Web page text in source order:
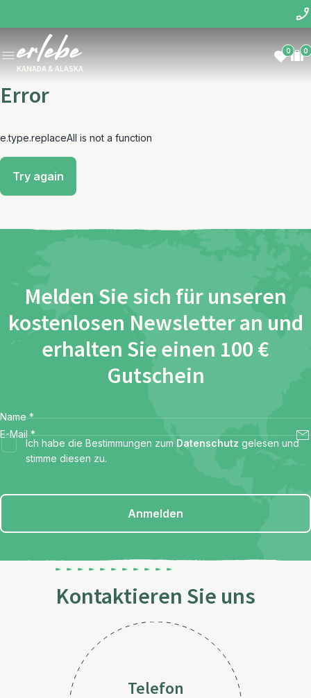
KANADA & ALASKA
0 0
Error
e.type.replaceAll is not a function
Try again
Melden Sie sich für unseren
kostenlosen Newsletter an und
erhalten Sie einen 100 €
Gutschein
Name *
E-Mail *
Ich habe die Bestimmungen zum Datenschutz gelesen und
stimme diesen zu.
Anmelden
Kontaktieren Sie uns
Telefon